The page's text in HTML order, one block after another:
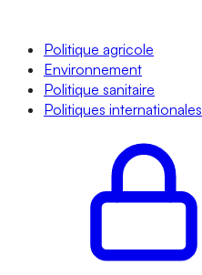
Politique agricole
Environnement
Politique sanitaire
Politiques internationales